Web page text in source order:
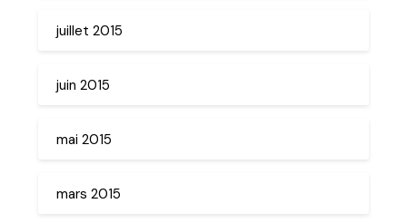
juillet 2015
juin 2015
mai 2015
mars 2015